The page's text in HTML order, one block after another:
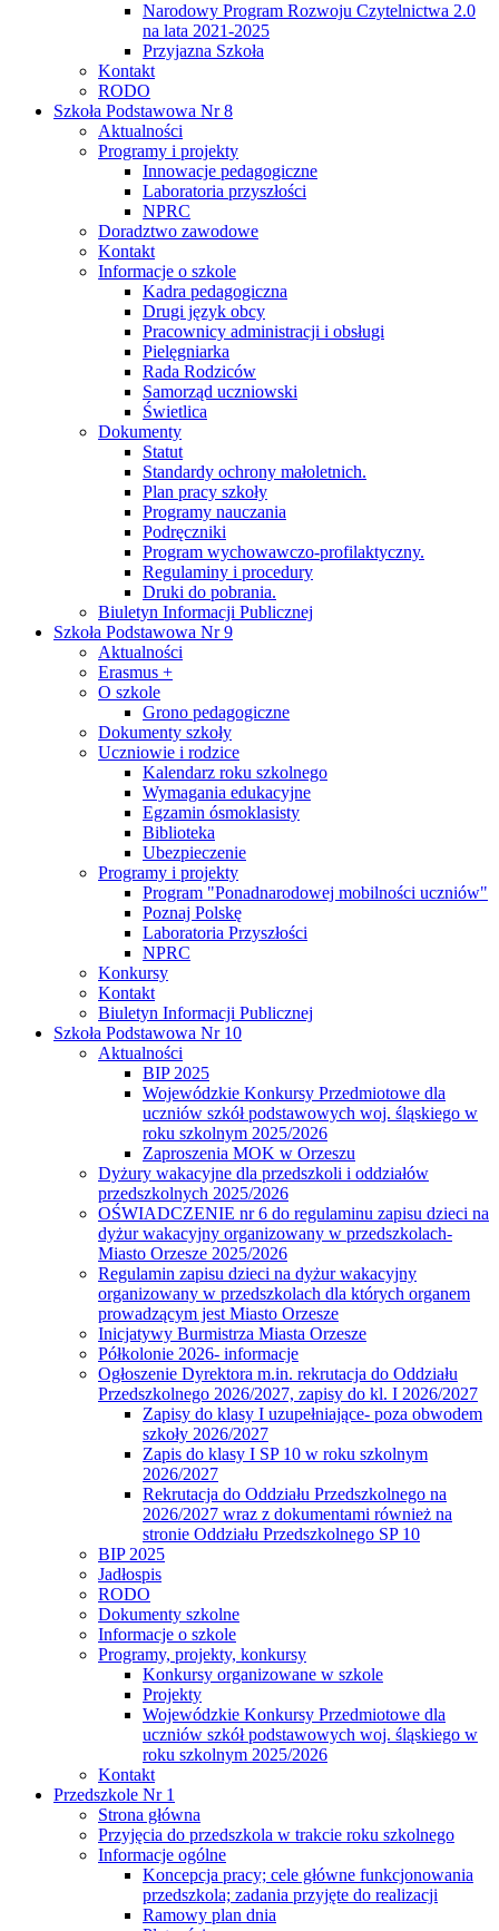
Narodowy Program Rozwoju Czytelnictwa 2.0
na lata 2021-2025
Przyjazna Szkoła
Kontakt
RODO
Szkoła Podstawowa Nr 8
Aktualności
Programy i projekty
Innowacje pedagogiczne
Laboratoria przyszłości
NPRC
Doradztwo zawodowe
Kontakt
Informacje o szkole
Kadra pedagogiczna
Drugi język obcy
Pracownicy administracji i obsługi
Pielęgniarka
Rada Rodziców
Samorząd uczniowski
Świetlica
Dokumenty
Statut
Standardy ochrony małoletnich.
Plan pracy szkoły
Programy nauczania
Podręczniki
Program wychowawczo-profilaktyczny.
Regulaminy i procedury
Druki do pobrania.
Biuletyn Informacji Publicznej
Szkoła Podstawowa Nr 9
Aktualności
Erasmus +
O szkole
Grono pedagogiczne
Dokumenty szkoły
Uczniowie i rodzice
Kalendarz roku szkolnego
Wymagania edukacyjne
Egzamin ósmoklasisty
Biblioteka
Ubezpieczenie
Programy i projekty
Program "Ponadnarodowej mobilności uczniów"
Poznaj Polskę
Laboratoria Przyszłości
NPRC
Konkursy
Kontakt
Biuletyn Informacji Publicznej
Szkoła Podstawowa Nr 10
Aktualności
BIP 2025
Wojewódzkie Konkursy Przedmiotowe dla
uczniów szkół podstawowych woj. śląskiego w
roku szkolnym 2025/2026
Zaproszenia MOK w Orzeszu
Dyżury wakacyjne dla przedszkoli i oddziałów
przedszkolnych 2025/2026
OŚWIADCZENIE nr 6 do regulaminu zapisu dzieci na
dyżur wakacyjny organizowany w przedszkolach-
Miasto Orzesze 2025/2026
Regulamin zapisu dzieci na dyżur wakacyjny
organizowany w przedszkolach dla których organem
prowadzącym jest Miasto Orzesze
Inicjatywy Burmistrza Miasta Orzesze
Półkolonie 2026- informacje
Ogłoszenie Dyrektora m.in. rekrutacja do Oddziału
Przedszkolnego 2026/2027, zapisy do kl. I 2026/2027
Zapisy do klasy I uzupełniające- poza obwodem
szkoły 2026/2027
Zapis do klasy I SP 10 w roku szkolnym
2026/2027
Rekrutacja do Oddziału Przedszkolnego na
2026/2027 wraz z dokumentami również na
stronie Oddziału Przedszkolnego SP 10
BIP 2025
Jadłospis
RODO
Dokumenty szkolne
Informacje o szkole
Programy, projekty, konkursy
Konkursy organizowane w szkole
Projekty
Wojewódzkie Konkursy Przedmiotowe dla
uczniów szkół podstawowych woj. śląskiego w
roku szkolnym 2025/2026
Kontakt
Przedszkole Nr 1
Strona główna
Przyjęcia do przedszkola w trakcie roku szkolnego
Informacje ogólne
Koncepcja pracy; cele główne funkcjonowania
przedszkola; zadania przyjęte do realizacji
Ramowy plan dnia